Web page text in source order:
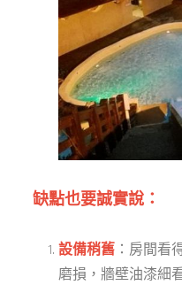
缺點也要誠實說：
設備稍舊 ：房間看
磨損，牆壁油漆細